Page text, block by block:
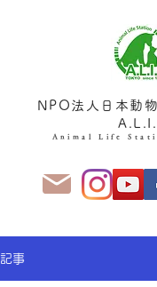
NPO法人日本動
Animal Life
記事